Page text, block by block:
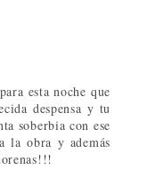
esta noche que
despensa y tu
soberbia con ese
la obra y además